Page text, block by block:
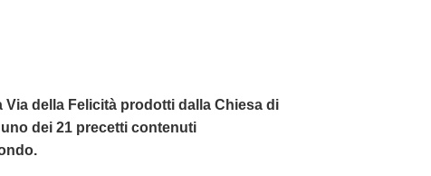
della Felicità prodotti dalla Chiesa di
dei 21 precetti contenuti